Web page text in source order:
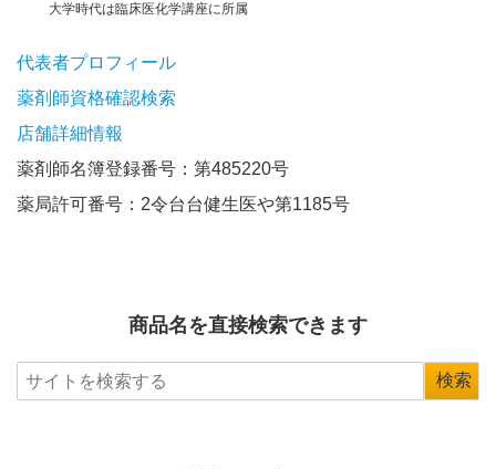
大学時代は臨床医化学講座に所属
代表者プロフィール
薬剤師資格確認検索
店舗詳細情報
薬剤師名簿登録番号：第485220号
薬局許可番号：2令台台健生医や第1185号
商品名を直接検索できます